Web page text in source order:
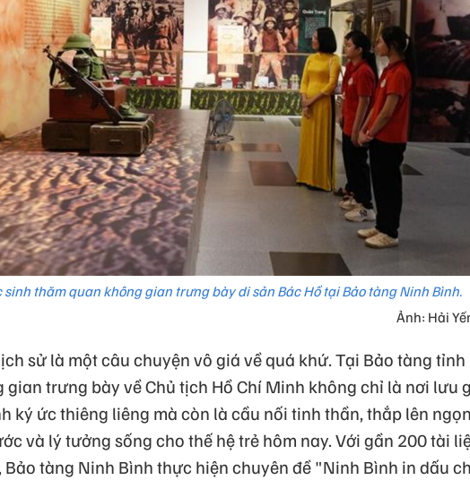
sinh thăm quan không gian trưng bày di sản Bác Hồ tại Bảo tàng Ninh Bình.
Ảnh: Hải
sử là một câu chuyện vô giá về quá khứ. Tại Bảo tàng tỉnh
gian trưng bày về Chủ tịch Hồ Chí Minh không chỉ là nơi lưu
ký ức thiêng liêng mà còn là cầu nối tinh thần, thắp lên
và lý tưởng sống cho thế hệ trẻ hôm nay. Với gần 200 tài
Bảo tàng Ninh Bình thực hiện chuyên đề "Ninh Bình in dấu